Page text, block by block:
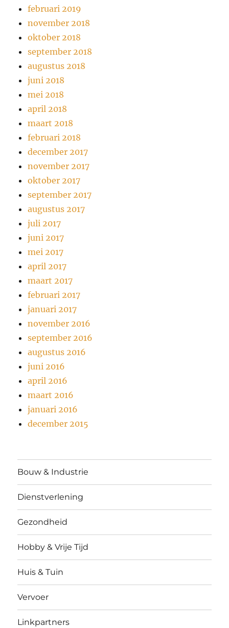
februari 2019
november 2018
oktober 2018
september 2018
augustus 2018
juni 2018
mei 2018
april 2018
maart 2018
februari 2018
december 2017
november 2017
oktober 2017
september 2017
augustus 2017
juli 2017
juni 2017
mei 2017
april 2017
maart 2017
februari 2017
januari 2017
november 2016
september 2016
augustus 2016
juni 2016
april 2016
maart 2016
januari 2016
december 2015
Bouw & Industrie
Dienstverlening
Gezondheid
Hobby & Vrije Tijd
Huis & Tuin
Vervoer
Linkpartners